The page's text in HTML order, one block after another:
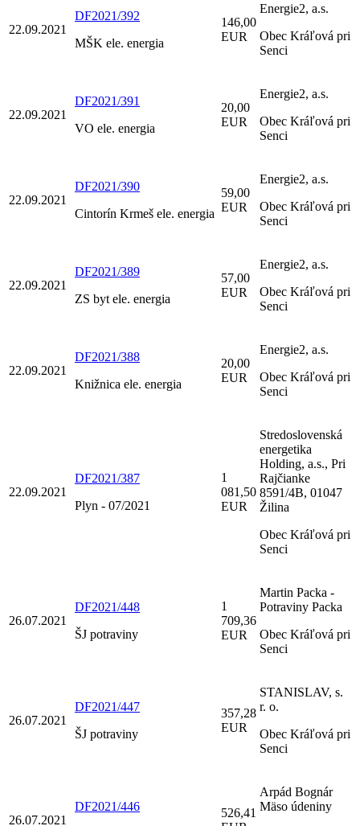
22.09.2021
DF2021/392
MŠK ele. energia
146,00
EUR
Energie2, a.s.
Obec Kráľová pri
Senci
22.09.2021
DF2021/391
VO ele. energia
20,00
EUR
Energie2, a.s.
Obec Kráľová pri
Senci
22.09.2021
DF2021/390
Cintorín Krmeš ele. energia
59,00
EUR
Energie2, a.s.
Obec Kráľová pri
Senci
22.09.2021
DF2021/389
ZS byt ele. energia
57,00
EUR
Energie2, a.s.
Obec Kráľová pri
Senci
22.09.2021
DF2021/388
Knižnica ele. energia
20,00
EUR
Energie2, a.s.
Obec Kráľová pri
Senci
22.09.2021
DF2021/387
Plyn - 07/2021
1
081,50
EUR
Stredoslovenská
energetika
Holding, a.s., Pri
Rajčianke
8591/4B, 01047
Žilina
Obec Kráľová pri
Senci
26.07.2021
DF2021/448
ŠJ potraviny
1
709,36
EUR
Martin Packa -
Potraviny Packa
Obec Kráľová pri
Senci
26.07.2021
DF2021/447
ŠJ potraviny
357,28
EUR
STANISLAV, s.
r. o.
Obec Kráľová pri
Senci
26.07.2021
DF2021/446
526,41
Arpád Bognár
Mäso údeniny